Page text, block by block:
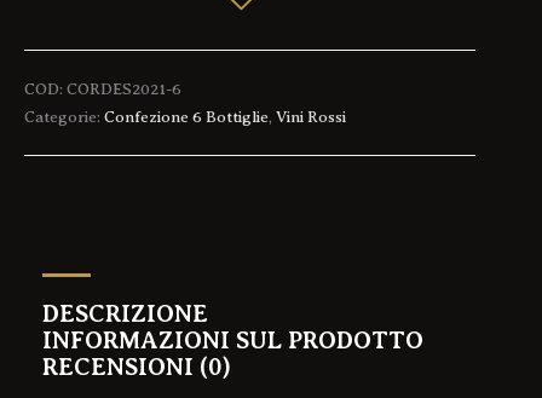
COD: CORDES2021-6
Categorie: Confezione 6 Bottiglie, Vini Rossi
DESCRIZIONE
INFORMAZIONI SUL PRODOTTO
RECENSIONI (0)